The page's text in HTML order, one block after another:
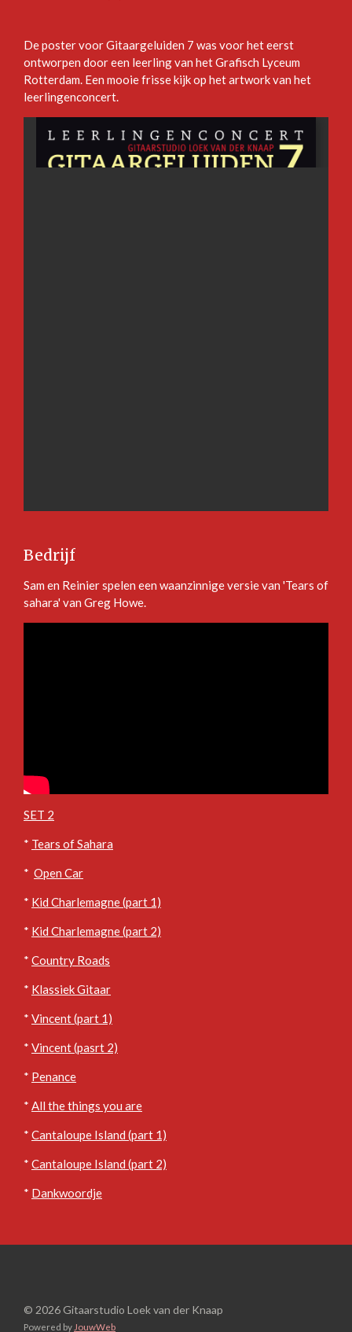
De poster voor Gitaargeluiden 7 was voor het eerst
ontworpen door een leerling van het Grafisch Lyceum
Rotterdam. Een mooie frisse kijk op het artwork van het
leerlingenconcert.
Bedrijf
Sam en Reinier spelen een waanzinnige versie van 'Tears of
sahara' van Greg Howe.
SET 2
* Tears of Sahara
* Open Car
* Kid Charlemagne (part 1)
* Kid Charlemagne (part 2)
* Country Roads
* Klassiek Gitaar
* Vincent (part 1)
* Vincent (pasrt 2)
* Penance
* All the things you are
* Cantaloupe Island (part 1)
* Cantaloupe Island (part 2)
* Dankwoordje
© 2026 Gitaarstudio Loek van der Knaap
Powered by JouwWeb